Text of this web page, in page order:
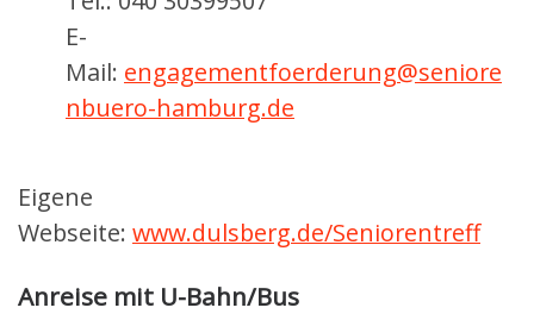
E-
Mail: engagementfoerderung@seniore
nbuero-hamburg.de
Eigene
Webseite: www.dulsberg.de/Seniorentreff
Anreise mit U-Bahn/Bus